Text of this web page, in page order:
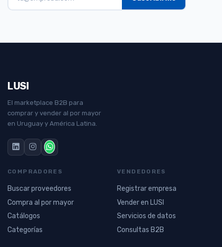
LUSI
El marketplace B2B para
comprar y vender al por mayor
en Uruguay y América Latina.
COMPRADORES
Buscar proveedores
Compra al por mayor
Catálogos
Categorías
VENDEDORES
Registrar empresa
Vender en LUSI
Servicios de datos
Consultas B2B